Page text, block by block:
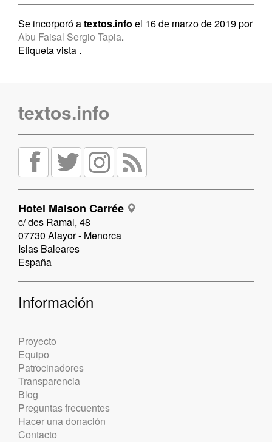
Se incorporó atextos.info el 16 de marzo de 2019 por
Abu Faisal Sergio Tapia.
Etiqueta vista .
textos.info
Hotel Maison Carrée
c/ des Ramal, 48
07730 Alayor - Menorca
Islas Baleares
España
Información
Proyecto
Equipo
Patrocinadores
Transparencia
Blog
Preguntas frecuentes
Hacer una donación
Contacto